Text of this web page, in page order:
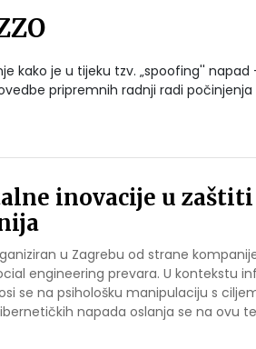
kako je u tijeku tzv. „spoofing'' napad
pripremnih radnji radi
inovacije u zaštiti
u Zagrebu od strane
engineering prevara. U kontekstu
se na psihološku manipulaciju s
napada oslanja se na ovu